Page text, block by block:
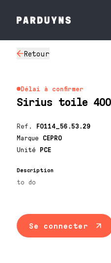
Retour
Délai à confirmer
Sirius toile 400
Ref. F0114_56.53.29
Marque CEPRO
Unité PCE
Description
to do
Se connecter